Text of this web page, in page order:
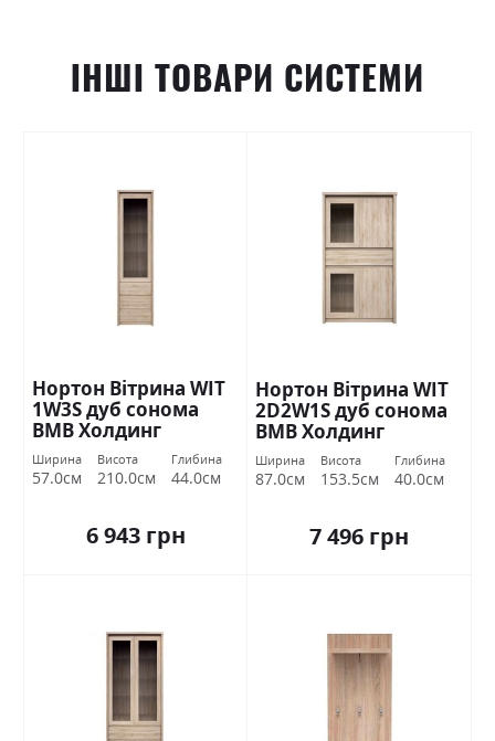
ІНШІ ТОВАРИ СИСТЕМИ
Нортон Вітрина WIT
1W3S дуб сонома
ВМВ Холдинг
Ширина
57.0см
Висота
210.0см
Глибина
44.0см
6 943 грн
Нортон Вітрина WIT
2D2W1S дуб сонома
ВМВ Холдинг
Ширина
87.0см
Висота
153.5см
Глибина
40.0см
7 496 грн